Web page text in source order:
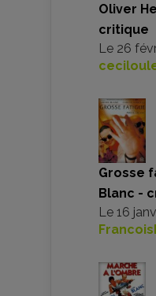
Oliver
critique
Le 26
Grosse
Blanc -
Le 16